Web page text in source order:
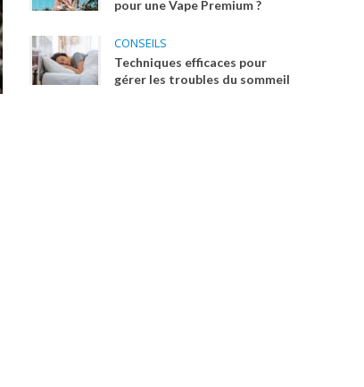
pour une Vape Premium ?
CONSEILS
Techniques efficaces pour
gérer les troubles du sommeil